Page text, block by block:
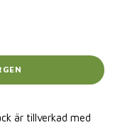
är tillverkad med